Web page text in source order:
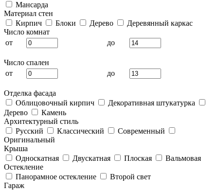
Мансарда
Материал стен
Кирпич
Блоки Дерево
Деревянный каркас
Число комнат
от
до
Число спален
от
до
Отделка фасада
Облицовочный кирпич
Декоративная штукатурка
Дерево
Камень
Архитектурный стиль
Русский
Классический
Современный
Оригинальный
Крыша
Односкатная
Двускатная Плоская
Вальмовая
Остекление
Панорамное остекление
Второй свет
Гараж